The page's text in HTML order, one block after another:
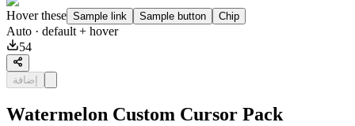
Hover these Sample link Sample button Chip
Auto · default + hover
54
إضافة
Watermelon Custom Cursor Pack